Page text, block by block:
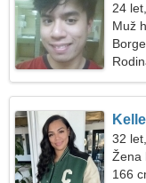
24
Muž
32
Žena
166